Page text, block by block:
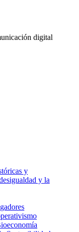
digital
y
y la